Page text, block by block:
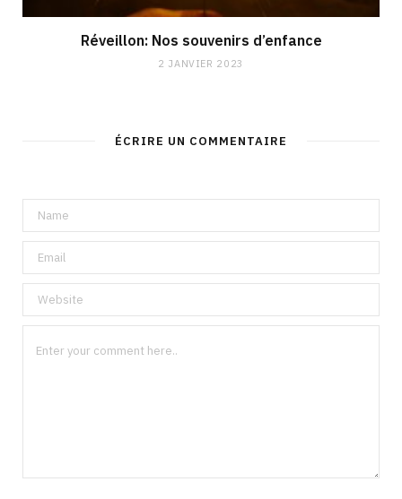
Réveillon: Nos souvenirs d’enfance
2 JANVIER 2023
ÉCRIRE UN COMMENTAIRE